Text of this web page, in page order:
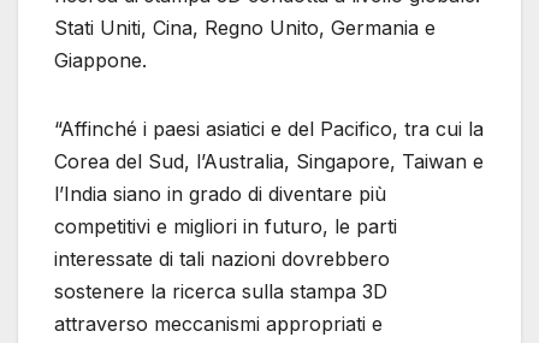
Stati Uniti, Cina, Regno Unito, Germania e
Giappone.
“Affinché i paesi asiatici e del Pacifico, tra cui la
Corea del Sud, l’Australia, Singapore, Taiwan e
l’India siano in grado di diventare più
competitivi e migliori in futuro, le parti
interessate di tali nazioni dovrebbero
sostenere la ricerca sulla stampa 3D
attraverso meccanismi appropriati e